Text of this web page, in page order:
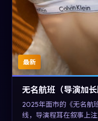
最新
无名航班（导演加长
2025年面市的《无名航
线，导演程耳在叙事上